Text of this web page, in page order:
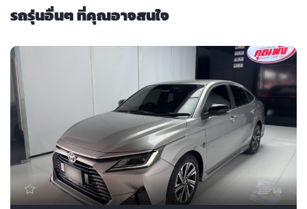
รถรุ่นอื่นๆ ที่คุณอาจสนใจ
14